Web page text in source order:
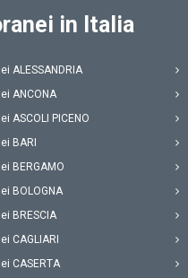
in Italia
ALESSANDRIA
ANCONA
ASCOLI PICENO
BARI
BERGAMO
BOLOGNA
BRESCIA
CAGLIARI
CASERTA